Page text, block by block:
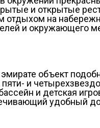
и открытые
на
и окружающего
объект
и
и детская
удобный